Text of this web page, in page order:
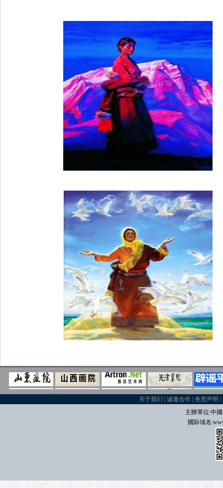
关于我们 |诚邀合作 |免责声明 |
主辦單位:中
國际域名 :